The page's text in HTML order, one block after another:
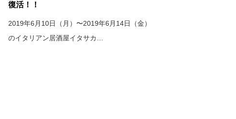
復活！！
2019年6月10日（月）〜2019年6月14日（金）
のイタリアン居酒屋イタサカ…